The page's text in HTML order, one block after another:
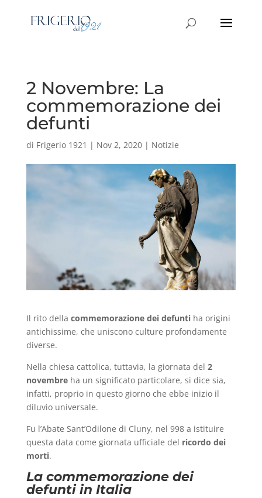
2 Novembre: La
commemorazione dei
defunti
di Frigerio 1921 | Nov 2, 2020| Notizie
Il rito della commemorazione dei defuntiha origini
antichissime, che uniscono culture profondamente
diverse.
Nella chiesa cattolica, tuttavia, la giornata del 2
novembreha un significato particolare, si dice sia,
infatti, proprio in questo giorno che ebbe inizio il
diluvio universale.
Fu l’Abate Sant’Odilone di Cluny, nel 998 a istituire
questa data come giornata ufficiale del ricordo dei
morti.
La commemorazione dei
defunti in Italia